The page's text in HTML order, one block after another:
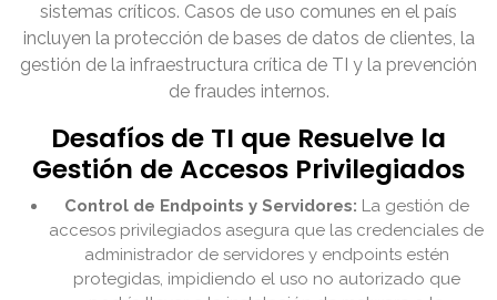
sistemas críticos. Casos de uso comunes en el país
incluyen la protección de bases de datos de clientes, la
gestión de la infraestructura crítica de TI y la prevención
de fraudes internos.
Desafíos de TI que Resuelve la
Gestión de Accesos Privilegiados
Control de Endpoints y Servidores: La gestión de
accesos privilegiados asegura que las credenciales de
administrador de servidores y endpoints estén
protegidas, impidiendo el uso no autorizado que